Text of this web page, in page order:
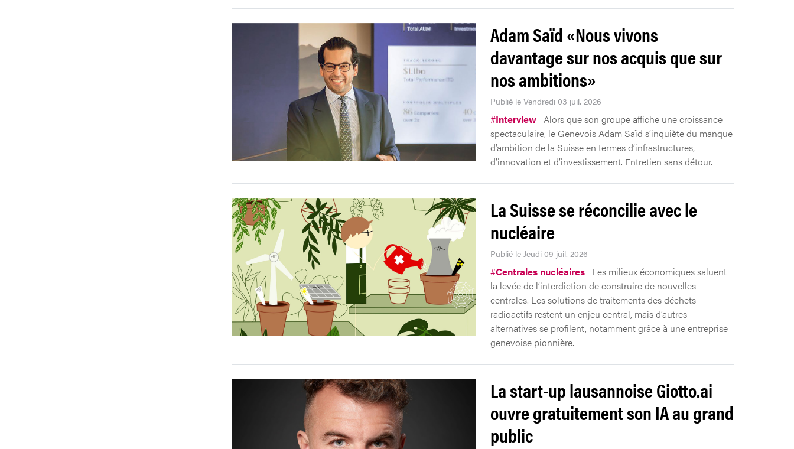
Adam Saïd «Nous vivons
davantage sur nos acquis que sur
nos ambitions»
Publié le Vendredi 03 juil. 2026
#Interview Alors que son groupe affiche une croissance
spectaculaire, le Genevois Adam Saïd s’inquiète du manque
d’ambition de la Suisse en termes d’infrastructures,
d’innovation et d’investissement. Entretien sans détour.
La Suisse se réconcilie avec le
nucléaire
Publié le Jeudi 09 juil. 2026
#Centrales nucléaires Les milieux économiques saluent
la levée de l’interdiction de construire de nouvelles
centrales. Les solutions de traitements des déchets
radioactifs restent un enjeu central, mais d’autres
alternatives se profilent, notamment grâce à une entreprise
genevoise pionnière.
La start-up lausannoise Giotto.ai
ouvre gratuitement son IA au grand
public